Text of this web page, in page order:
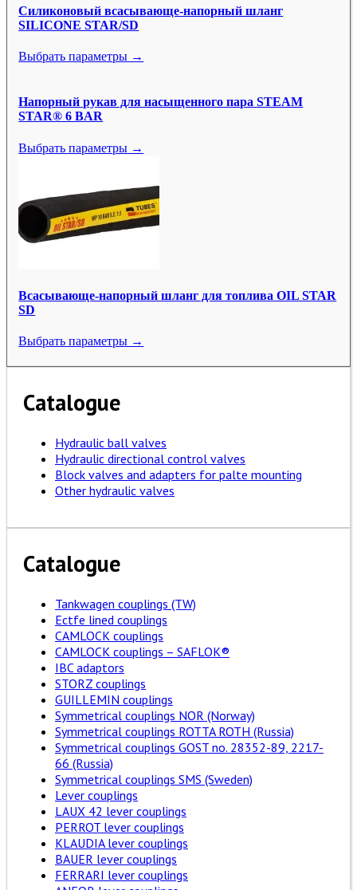
Силиконовый всасывающе-напорный шланг
SILICONE STAR/SD
Выбрать параметры →
Напорный рукав для насыщенного пара STEAM
STAR® 6 BAR
Выбрать параметры →
Всасывающе-напорный шланг для топлива OIL STAR
SD
Выбрать параметры →
Catalogue
Hydraulic ball valves
Hydraulic directional control valves
Block valves and adapters for palte mounting
Other hydraulic valves
Catalogue
Tankwagen couplings (TW)
Ectfe lined couplings
CAMLOCK couplings
CAMLOCK couplings – SAFLOK®
IBC adaptors
STORZ couplings
GUILLEMIN couplings
Symmetrical couplings NOR (Norway)
Symmetrical couplings ROTTA ROTH (Russia)
Symmetrical couplings GOST no. 28352-89, 2217-
66 (Russia)
Symmetrical couplings SMS (Sweden)
Lever couplings
LAUX 42 lever couplings
PERROT lever couplings
KLAUDIA lever couplings
BAUER lever couplings
FERRARI lever couplings